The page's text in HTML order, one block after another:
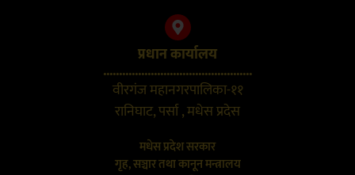
प्रधान कार्यालय
...............................................
वीरगंज महानगरपालिका-११
रानिघाट, पर्सा , मधेस प्रदेस
मधेस प्रदेश सरकार
गृह, सञ्चार तथा कानून मन्त्रालय